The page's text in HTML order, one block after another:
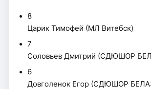
8
Царик Тимофей (МЛ Витебск)
7
Соловьев Дмитрий (СДЮШОР
6
Довголенок Егор (СДЮШОР